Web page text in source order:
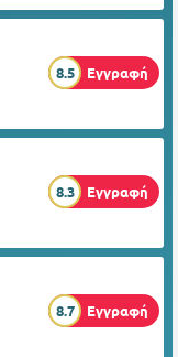
8.5 Εγγραφή
8.3 Εγγραφή
8.7 Εγγραφή